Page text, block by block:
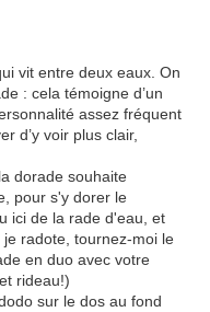
vit entre deux eaux. On
: cela témoigne d’un
assez fréquent
d’y voir plus clair,
dorade souhaite
pour s'y dorer le
ici de la rade d'eau, et
radote, tournez-moi le
en duo avec votre
rideau!)
sur le dos au fond